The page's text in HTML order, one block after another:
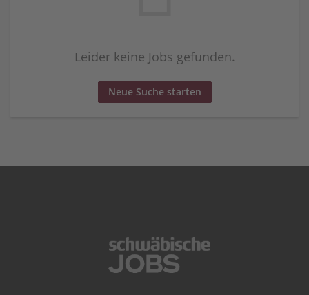
Leider keine Jobs gefunden.
Neue Suche starten